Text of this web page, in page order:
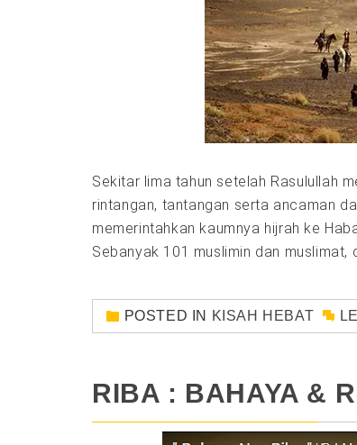
Sekitar lima tahun setelah Rasulullah
rintangan, tantangan serta ancaman
memerintahkan kaumnya hijrah ke
Sebanyak 101 muslimin dan muslimat,
POSTED IN KISAH HEBAT
RIBA : BAHAYA &